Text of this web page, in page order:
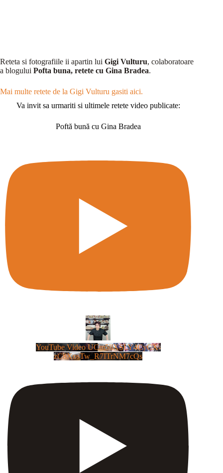
Reteta si fotografiile ii apartin lui Gigi Vulturu, colaboratoare
a blogului Pofta buna, retete cu Gina Bradea.
Mai multe retete de la Gigi Vulturu gasiti aici.
Va invit sa urmariti si ultimele retete video publicate:
Poftă bună cu Gina Bradea
YouTube Video UCm5llXSLY4CyCX-
zC8XosTw_R7ITrNM7cQs